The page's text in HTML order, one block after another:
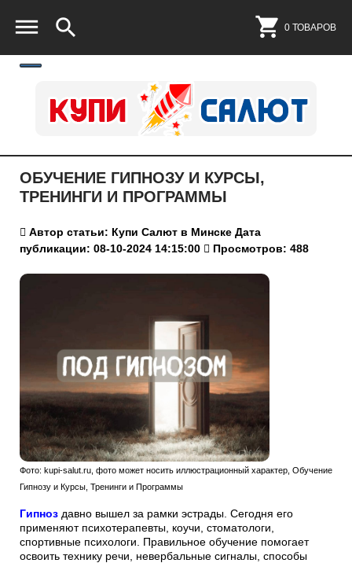
0 ТОВАРОВ
ОБУЧЕНИЕ ГИПНОЗУ И КУРСЫ,
ТРЕНИНГИ И ПРОГРАММЫ
Автор статьи: Купи Салют в Минске Дата
публикации: 08-10-2024 14:15:00
Просмотров: 488
Фото: kupi-salut.ru, фото может носить иллюстрационный характер, Обучение
Гипнозу и Курсы, Тренинги и Программы
Гипноз давно вышел за рамки эстрады. Сегодня его
применяют психотерапевты, коучи, стоматологи,
спортивные психологи. Правильное обучение помогает
освоить технику речи, невербальные сигналы, способы